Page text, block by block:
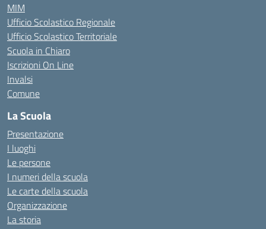
MIM
Ufficio Scolastico Regionale
Ufficio Scolastico Territoriale
Scuola in Chiaro
Iscrizioni On Line
Invalsi
Comune
La Scuola
Presentazione
I luoghi
Le persone
I numeri della scuola
Le carte della scuola
Organizzazione
La storia